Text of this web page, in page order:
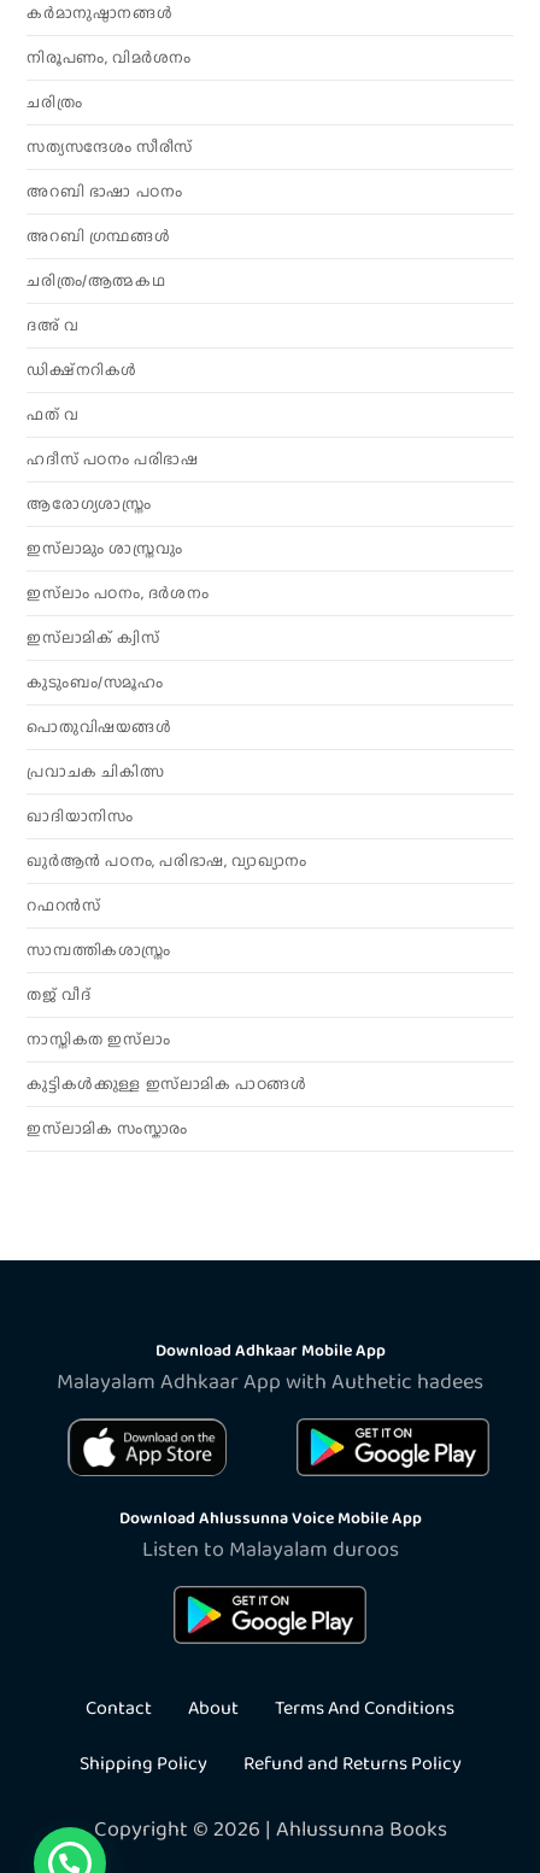
കര്‍മാനുഷ്ഠാനങ്ങള്‍
നിരൂപണം, വിമര്‍ശനം
ചരിത്രം
സത്യസന്ദേശം സീരീസ്
അറബി ഭാഷാ പഠനം
അറബി ഗ്രന്ഥങ്ങൾ
ചരിത്രം/ആത്മകഥ
ദഅ് വ
ഡിക്ഷ്നറികൾ
ഫത് വ
ഹദീസ് പഠനം പരിഭാഷ
ആരോഗ്യശാസ്ത്രം
ഇസ്‌ലാമും ശാസ്ത്രവും
ഇസ്‌ലാം പഠനം, ദർശനം
ഇസ്‌ലാമിക് ക്വിസ്
കുടുംബം/സമൂഹം
പൊതുവിഷയങ്ങൾ
പ്രവാചക ചികിത്സ
ഖാദിയാനിസം
ഖുർആൻ പഠനം, പരിഭാഷ, വ്യാഖ്യാനം
റഫറൻസ്
സാമ്പത്തികശാസ്ത്രം
തജ് വീദ്
നാസ്തികത ഇസ്‌ലാം
കുട്ടികൾക്കുള്ള ഇസ്‌ലാമിക പാഠങ്ങൾ
ഇസ്‌ലാമിക സംസ്കാരം
Download Adhkaar Mobile App
Malayalam Adhkaar App with Authetic hadees
Download Ahlussunna Voice Mobile App
Listen to Malayalam duroos
Contact About
Terms And Conditions
Shipping Policy
Refund and Returns Policy
Copyright © 2026 | Ahlussunna Books